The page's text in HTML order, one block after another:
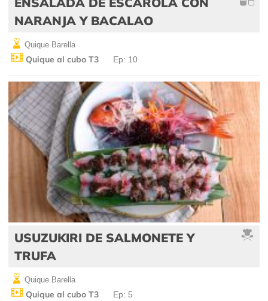
NARANJA Y BACALAO
Quique Barella
Quique al cubo T3 Ep: 10
USUZUKIRI DE SALMONETE Y
TRUFA
Quique Barella
Quique al cubo T3 Ep: 5